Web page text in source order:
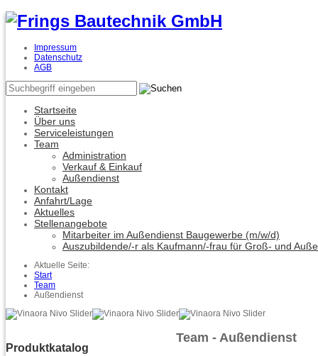
Impressum
Datenschutz
AGB
Startseite
Über uns
Serviceleistungen
Team
Administration
Verkauf & Einkauf
Außendienst
Kontakt
Anfahrt/Lage
Aktuelles
Stellenangebote
Mitarbeiter im Außendienst Baugewerbe (m/w/d)
Auszubildende/-r als Kaufmann/-frau für Groß- und
Aktuelle Seite:
Start
Team
Außendienst
Produktkatalog
Team - Außendienst